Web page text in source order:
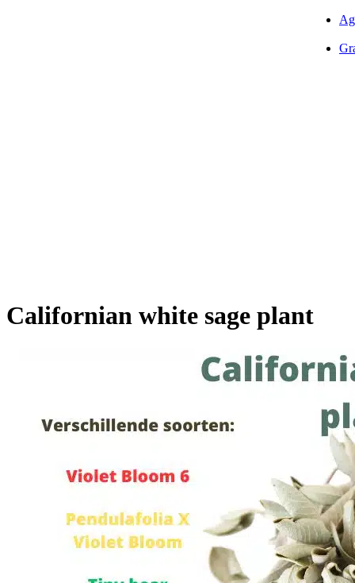
Californian white sage plant